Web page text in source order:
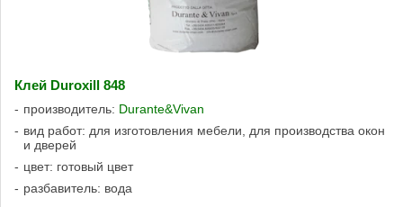
Клей Duroxill 848
производитель: Durante&Vivan
вид работ: для изготовления мебели, для производства окон
и дверей
цвет: готовый цвет
разбавитель: вода